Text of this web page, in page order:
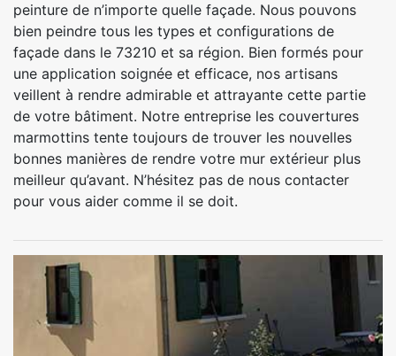
peinture de n’importe quelle façade. Nous pouvons
bien peindre tous les types et configurations de
façade dans le 73210 et sa région. Bien formés pour
une application soignée et efficace, nos artisans
veillent à rendre admirable et attrayante cette partie
de votre bâtiment. Notre entreprise les couvertures
marmottins tente toujours de trouver les nouvelles
bonnes manières de rendre votre mur extérieur plus
meilleur qu’avant. N’hésitez pas de nous contacter
pour vous aider comme il se doit.